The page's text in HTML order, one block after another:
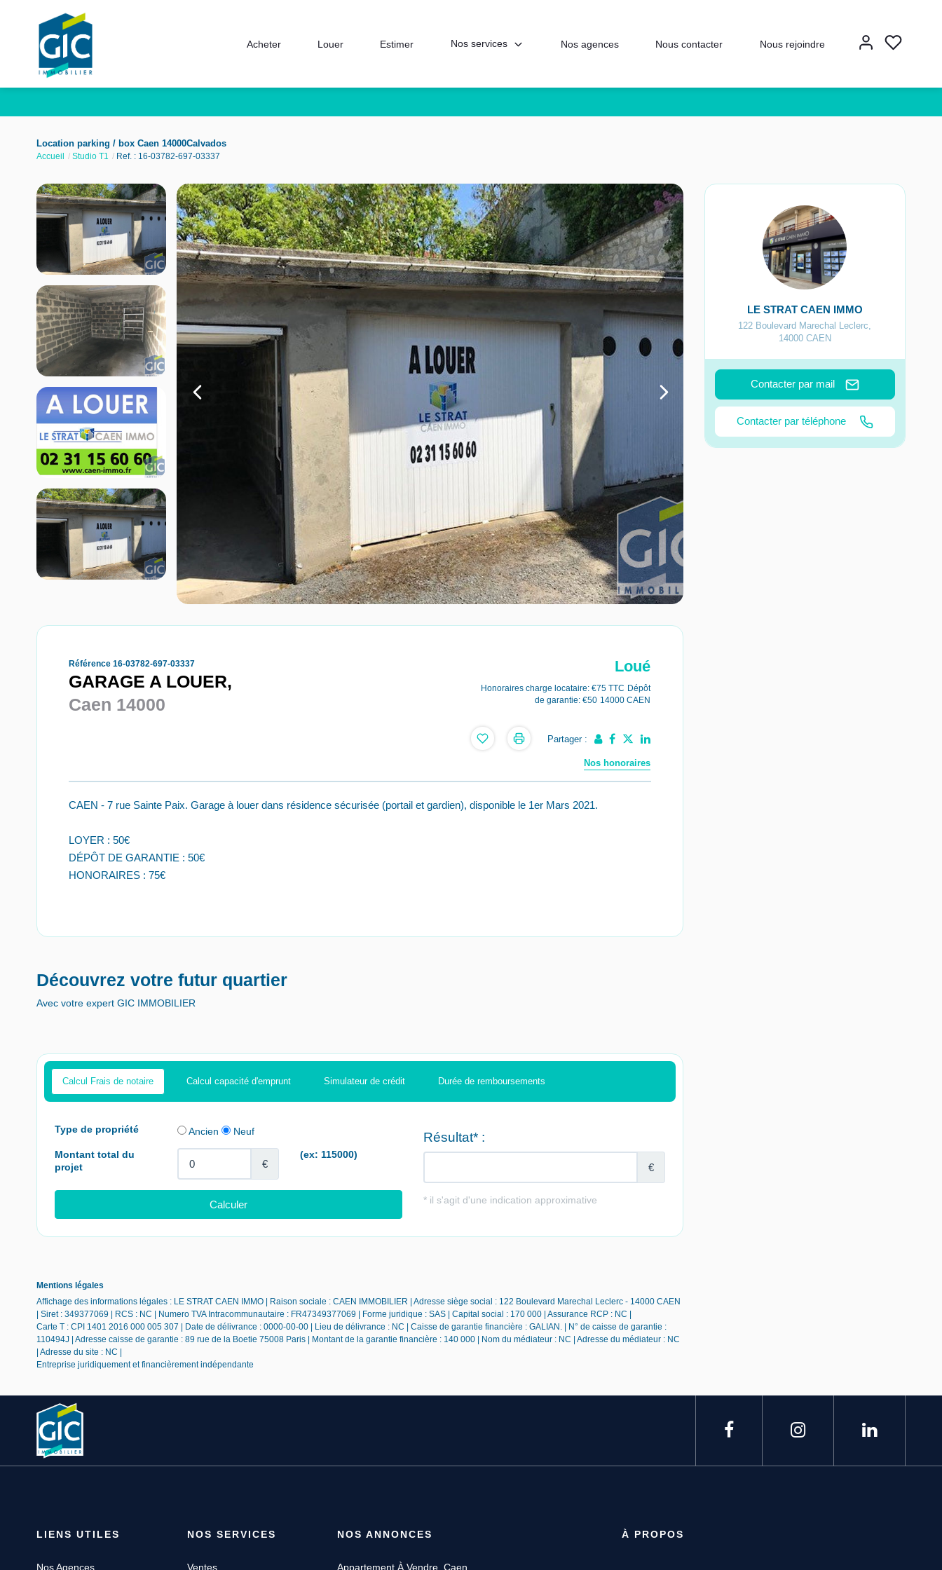
Acheter Louer Estimer Nos services Nos agences Nous contacter Nous rejoindre
Location parking / box Caen 14000Calvados
Accueil Studio T1 Ref. : 16-03782-697-03337
Référence 16-03782-697-03337
GARAGE A LOUER,
Caen 14000
Loué
Honoraires charge locataire: €75 TTC Dépôt
de garantie: €50 14000 CAEN
Partager :
Nos honoraires
CAEN - 7 rue Sainte Paix. Garage à louer dans résidence sécurisée (portail et gardien), disponible le 1er Mars 2021.
LOYER : 50€
DÉPÔT DE GARANTIE : 50€
HONORAIRES : 75€
Découvrez votre futur quartier
Avec votre expert GIC IMMOBILIER
Calcul Frais de notaire Calcul capacité d'emprunt Simulateur de crédit Durée de remboursements
LE STRAT CAEN IMMO
122 Boulevard Marechal Leclerc,
14000 CAEN
Contacter par mail
Contacter par téléphone
Mentions légales
Affichage des informations légales : LE STRAT CAEN IMMO | Raison sociale : CAEN IMMOBILIER | Adresse siège social : 122 Boulevard Marechal Leclerc - 14000 CAEN
| Siret : 349377069 | RCS : NC | Numero TVA Intracommunautaire : FR47349377069 | Forme juridique : SAS | Capital social : 170 000 | Assurance RCP : NC |
Carte T : CPI 1401 2016 000 005 307 | Date de délivrance : 0000-00-00 | Lieu de délivrance : NC | Caisse de garantie financière : GALIAN. | N° de caisse de garantie :
110494J | Adresse caisse de garantie : 89 rue de la Boetie 75008 Paris | Montant de la garantie financière : 140 000 | Nom du médiateur : NC | Adresse du médiateur : NC
| Adresse du site : NC |
Entreprise juridiquement et financièrement indépendante
LIENS UTILES
Nos Agences
NOS SERVICES
Ventes
NOS ANNONCES
Appartement À Vendre, Caen
À PROPOS